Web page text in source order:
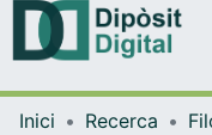
Inici Recerca